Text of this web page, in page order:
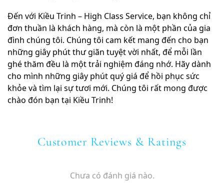
Đến với Kiều Trinh – High Class Service, bạn không chỉ
đơn thuần là khách hàng, mà còn là một phần của gia
đình chúng tôi. Chúng tôi cam kết mang đến cho bạn
những giây phút thư giãn tuyệt vời nhất, để mỗi lần
ghé thăm đều là một trải nghiệm đáng nhớ. Hãy dành
cho mình những giây phút quý giá để hồi phục sức
khỏe và tìm lại sự tươi mới. Chúng tôi rất mong được
chào đón bạn tại Kiều Trinh!
Customer Reviews & Ratings
Chưa có đánh giá nào.